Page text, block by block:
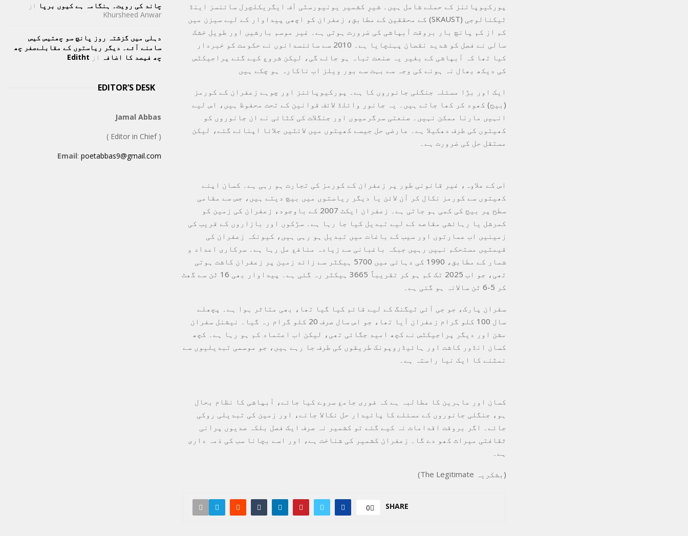
پورکیوپائنز کے حملے شامل ہیں۔ شیرِ کشمیر یونیورسٹی آف ایگریکلچرل سائنسز اینڈ
ٹیکنالوجی (SKAUST) کے محققین کے مطابق، زعفران کو اچھی پیداوار کے لیے سیزن میں
کم از کم پانچ بار بروقت آبپاشی کی ضرورت ہوتی ہے۔ غیر موسم بارشیں اور طویل خشک
سالی نے فصل کو شدید نقصان پہنچایا ہے۔ 2010 سے سائنسدانوں نے حکومت کو خبردار
کیا تھا کہ آبپاشی کے بغیر یہ صنعت تباہ ہو جائے گی، لیکن شروع کیے گئے پراجیکٹس
کی دیکھ بھال نہ ہونے کی وجہ سے بہت سے بور ویلز اب ناکارہ ہو چکے ہیں
ایک اور بڑا مسئلہ جنگلی جانوروں کا ہے۔ پورکیوپائنز اور چوہے زعفران کے کورمز
(بیج) کھود کر کھا جاتے ہیں۔ یہ جانور وائلڈ لائف قوانین کے تحت محفوظ ہیں، اس لیے
انہیں مارنا ممکن نہیں۔ صنعتی سرگرمیوں اور جنگلات کی کٹائی نے ان جانوروں کو
کھیتوں کی طرف دھکیلا ہے۔ عارضی حل جیسے کھیتوں میں لائٹیں جلانا اپنائے گئے، لیکن
مستقل حل کی ضرورت ہے۔
اس کے علاوہ، غیر قانونی طور پر زعفران کے کورمز کی تجارت ہو رہی ہے۔ کسان اپنے
کھیتوں سے کورمز نکال کر آن لائن یا دیگر ریاستوں میں بیچ دیتے ہیں، جس سے مقامی
سطح پر بیج کی کمی ہو جاتی ہے۔ زعفران ایکٹ 2007 کے باوجود، زعفران کی زمین کو
کمرشل یا رہائشی مقاصد کے لیے تبدیل کیا جا رہا ہے۔ سڑکوں اور بازاروں کے قریب کی
زمینیں اب عمارتوں اور سیب کے باغات میں تبدیل ہو رہی ہیں، کیونکہ زعفران کی
قیمتیں مستحکم نہیں رہیں جبکہ باغبانی سے زیادہ منافع مل رہا ہے۔ سرکاری اعداد و
شمار کے مطابق، 1990 کی دہائی میں 5700 ہیکٹر سے زائد زمین پر زعفران کاشت ہوتی
تھی، جو اب 2025 تک کم ہو کر تقریباً 3665 ہیکٹر رہ گئی ہے۔ پیداوار بھی 16 ٹن سے گھٹ
کر 5-6 ٹن سالانہ ہو گئی ہے۔
سفران پارک، جو جی آئی ٹیگنگ کے لیے قائم کیا گیا تھا، بھی متاثر ہوا ہے۔ پچھلے
سال 100 کلو گرام زعفران آیا تھا، جو اس سال صرف 20 کلو گرام رہ گیا۔ نیشنل سفران
مشن اور دیگر پراجیکٹس نے کچھ امید جگائی تھی، لیکن اب اعتماد کم ہو رہا ہے۔ کچھ
کسان انڈور کاشت اور ہائیڈروپونک طریقوں کی طرف جا رہے ہیں، جو موسمی تبدیلیوں سے
نمٹنے کا ایک نیا راستہ ہے۔
کسان اور ماہرین کا مطالبہ ہے کہ فوری جامع سروے کیا جائے، آبپاشی کا نظام بحال
ہو، جنگلی جانوروں کے مسئلے کا پائیدار حل نکالا جائے، اور زمین کی تبدیلی روکی
جائے۔ اگر بروقت اقدامات نہ کیے گئے تو کشمیر نہ صرف ایک فصل بلکہ صدیوں پرانی
ثقافتی میراث کھو دے گا۔ زعفران کشمیر کی شناخت ہے، اور اسے بچانا سب کی ذمہ داری
ہے۔
(بشکریہ The Legitimate)
SHARE
0
چاند کی رویت۔ ہنگامہ ہے کیوں برپا از
Khursheed Anwar
دہلی میں گزشتہ روز پانچ سو چھتیس کیس
سامنے آئے۔ دیگر ریاستوں کے مقابلےصفر چھ
چھ فیصد کا اضافہ از Editht
EDITOR’S DESK
Jamal Abbas
( Editor in Chief )
Email: poetabbas9@gmail.com